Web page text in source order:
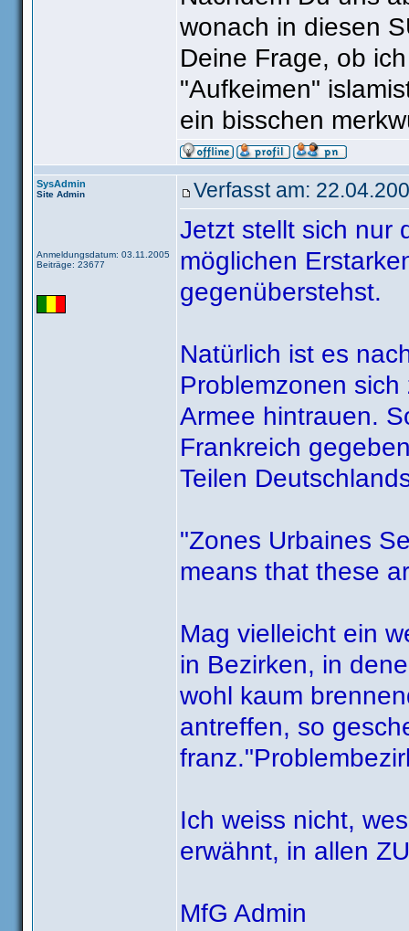
Schäufchen
Amerikaner
Haufen und
erkennen:
wenn es in
stimmen.
wonach in diesen
Deine Frage, ob
"Aufkeimen"
ein bisschen
SysAdmin
Site Admin
Anmeldungsdatum: 03.11.2005
Beiträge: 23677
Verfasst am:
Jetzt stellt sich nur
möglichen
gegenüberstehst.
Natürlich ist es
Problemzonen
Armee hintrauen.
Frankreich
Teilen
"Zones Urbaines
means that these
Mag vielleicht ein
in Bezirken, in
wohl kaum
antreffen, so
Ich weiss nicht,
erwähnt, in allen
MfG Admin